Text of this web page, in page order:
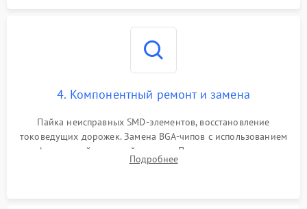
4. Компонентный ремонт и замена
Пайка неисправных SMD-элементов, восстановление
токоведущих дорожек. Замена BGA-чипов с использованием
инфракрасной паяльной станции. Прошивка микросхемы
BIOS или замена поврежденных портов USB
Подробнее